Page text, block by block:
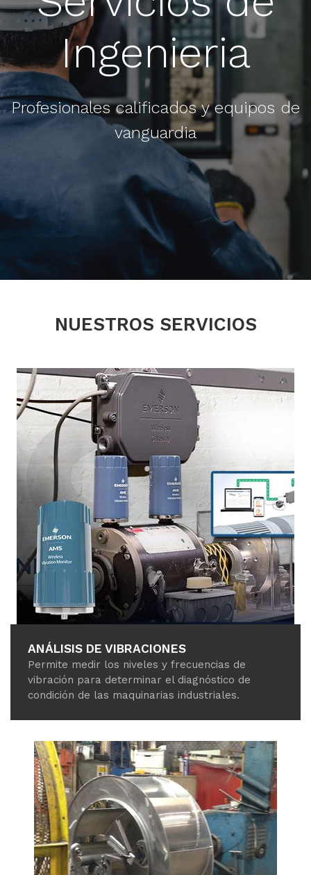
Ingenieria
Profesionales calificados y equipos de
vanguardia
NUESTROS SERVICIOS
ANÁLISIS DE VIBRACIONES
Permite medir los niveles y frecuencias de
vibración para determinar el diagnóstico de
condición de las maquinarias industriales.